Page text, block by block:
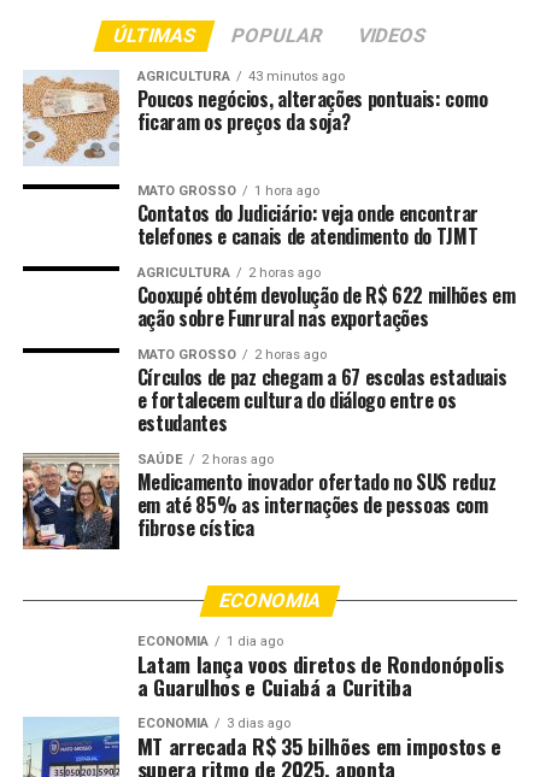
Uma equipe do Hospital Municipal de Porto Alegre do
Norte foi acionada e prestou os primeiros atendimentos.
Paulo chegou a ser socorrido, mas morreu durante o
deslocamento para a unidade de saúde.
O caso foi registrado pela Polícia Civil, que instaurou
procedimento para apurar as circunstâncias do
Comentários
RELATED TOPICS: APÓS ATROPELADO
CAMINHÃO
CUIABA..CBA DESTAQUE DURANTE
EMPRESA
INTERIOR MANOBRA MORRE POR SER
UP NEXT
Rua Guilherme Victorino terá estacionamento proibido
durante avanço das obras do BRT
DON'T MISS
ÚLTIMAS POPULAR VIDEOS
AGRICULTURA 43 minutos ago
Poucos negócios, alterações pontuais: como
ficaram os preços da soja?
MATO GROSSO 1 hora ago
Contatos do Judiciário: veja onde encontrar
telefones e canais de atendimento do TJMT
AGRICULTURA 2 horas ago
Cooxupé obtém devolução de R$ 622 milhões em
ação sobre Funrural nas exportações
MATO GROSSO 2 horas ago
Círculos de paz chegam a 67 escolas estaduais
e fortalecem cultura do diálogo entre os
estudantes
SAÚDE 2 horas ago
Medicamento inovador ofertado no SUS reduz
em até 85% as internações de pessoas com
fibrose cística
ECONOMIA
ECONOMIA 1 dia ago
Latam lança voos diretos de Rondonópolis
a Guarulhos e Cuiabá a Curitiba
ECONOMIA 3 dias ago
MT arrecada R$ 35 bilhões em impostos e
supera ritmo de 2025, aponta